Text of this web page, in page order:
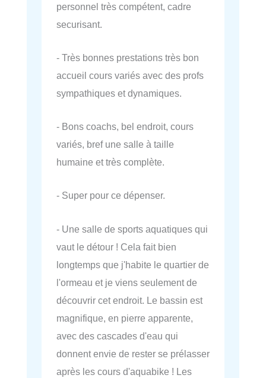
personnel très compétent, cadre
securisant.
- Très bonnes prestations très bon
accueil cours variés avec des profs
sympathiques et dynamiques.
- Bons coachs, bel endroit, cours
variés, bref une salle à taille
humaine et très complète.
- Super pour ce dépenser.
- Une salle de sports aquatiques qui
vaut le détour ! Cela fait bien
longtemps que j'habite le quartier de
l'ormeau et je viens seulement de
découvrir cet endroit. Le bassin est
magnifique, en pierre apparente,
avec des cascades d'eau qui
donnent envie de rester se prélasser
après les cours d'aquabike ! Les